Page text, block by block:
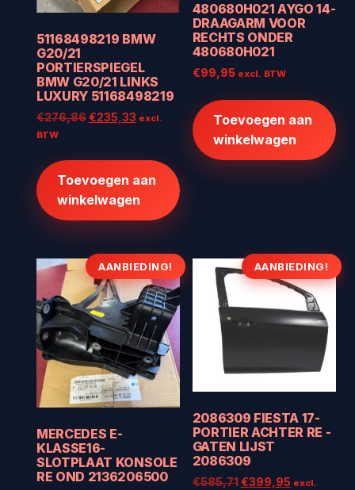
51168498219 BMW
G20/21
PORTIERSPIEGEL
BMW G20/21 LINKS
LUXURY 51168498219
€276,86Oorspronkelijke
€235,33 Huidige
€235,33.
excl.
BTW
Toevoegen aan
winkelwagen
480680H021 AYGO 14-
DRAAGARM VOOR
RECHTS ONDER
480680H021
€99,95 excl. BTW
Toevoegen aan
winkelwagen
AANBIEDING!
MERCEDES E-
KLASSE16-
SLOTPLAAT KONSOLE
RE OND 2136206500
AANBIEDING!
2086309 FIESTA 17-
PORTIER ACHTER RE -
GATEN LIJST
2086309
€585,71 Oorspronkelijke
€399,95Huidige
excl.